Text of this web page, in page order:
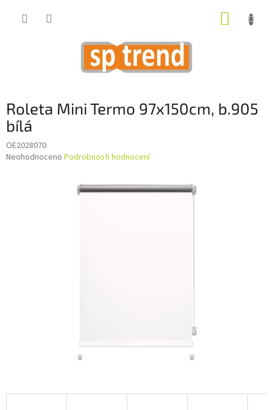
Roleta Mini Termo 97x150cm, b.905
bílá
OE2028070
Průměrné
Neohodnoceno Podrobnosti hodnocení